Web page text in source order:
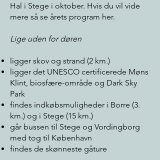
Hal i Stege i oktober. Hvis du vil vide
mere så se årets program her.
Lige uden for døren
ligger skov og strand (2 km.)
ligger det UNESCO certificerede Møns
Klint, biosfære-område og Dark Sky
Park
findes indkøbsmuligheder i Borre (3.
km.) og i Stege (15 km.)
går bussen til Stege og Vordingborg
med tog til København
findes de skønneste gåture